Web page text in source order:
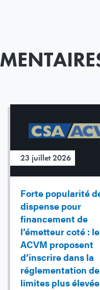
23 juillet 2026
Forte popularité
dispense pour
financement de
l’émetteur coté :
ACVM proposent
d’inscrire dans la
réglementation
limites plus